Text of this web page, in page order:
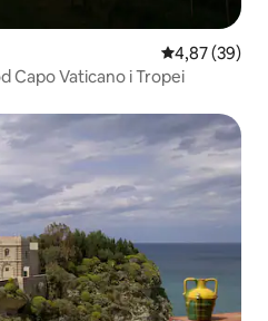
Średnia
4,87 (39)
Capo Vaticano i Tropei
Wybór gości